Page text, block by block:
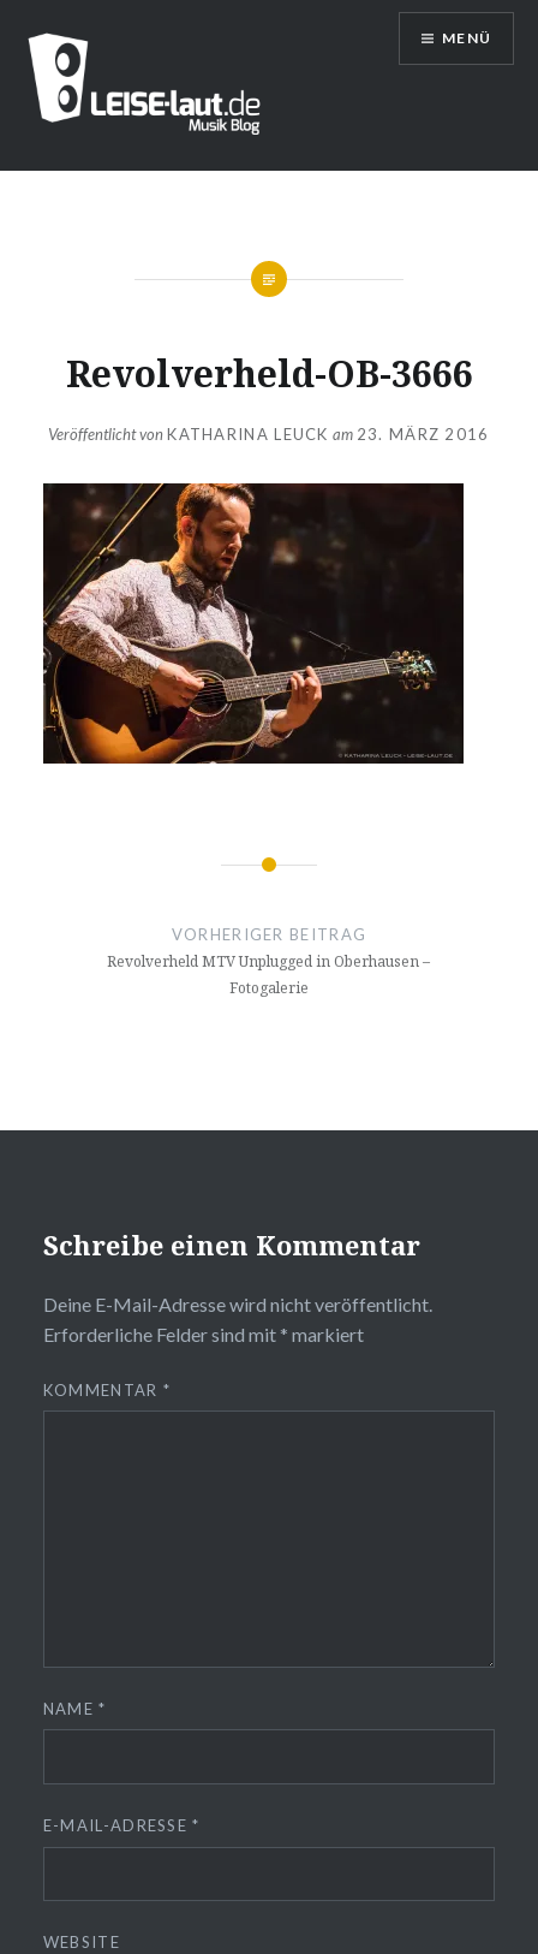
zum
Inhalt
LEISE/laut – Musik Blog
MENÜ
Revolverheld-OB-3666
Veröffentlicht vonKATHARINA LEUCK am 23. MÄRZ 2016
Beitragsnavigation
VORHERIGER BEITRAG
Revolverheld MTV Unplugged in Oberhausen –
Fotogalerie
Schreibe einen Kommentar
Deine E-Mail-Adresse wird nicht veröffentlicht.
Erforderliche Felder sind mit * markiert
KOMMENTAR *
NAME*
E-MAIL-ADRESSE*
WEBSITE